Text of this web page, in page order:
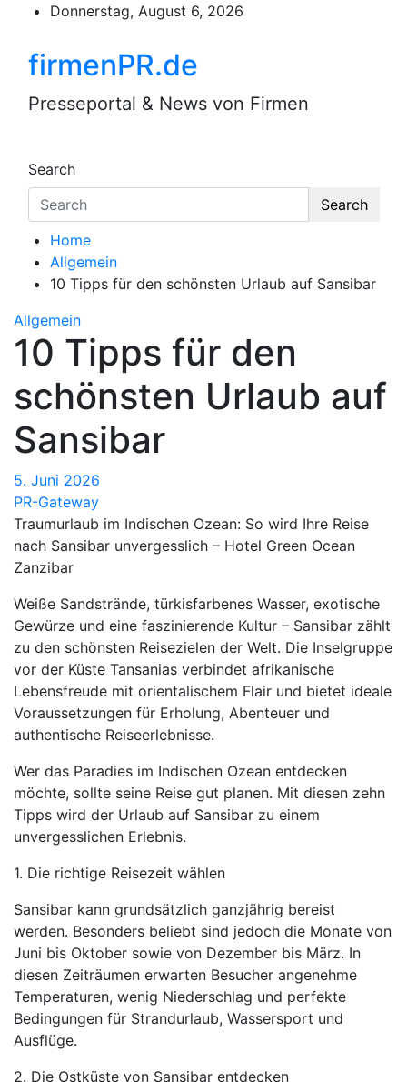
content
Donnerstag, August 6, 2026
firmenPR.de
Presseportal & News von Firmen
Search
Search
Home
Allgemein
10 Tipps für den schönsten Urlaub auf Sansibar
Allgemein
10 Tipps für den
schönsten Urlaub auf
Sansibar
5. Juni 2026
PR-Gateway
Traumurlaub im Indischen Ozean: So wird Ihre Reise
nach Sansibar unvergesslich – Hotel Green Ocean
Zanzibar
Weiße Sandstrände, türkisfarbenes Wasser, exotische
Gewürze und eine faszinierende Kultur – Sansibar zählt
zu den schönsten Reisezielen der Welt. Die Inselgruppe
vor der Küste Tansanias verbindet afrikanische
Lebensfreude mit orientalischem Flair und bietet ideale
Voraussetzungen für Erholung, Abenteuer und
authentische Reiseerlebnisse.
Wer das Paradies im Indischen Ozean entdecken
möchte, sollte seine Reise gut planen. Mit diesen zehn
Tipps wird der Urlaub auf Sansibar zu einem
unvergesslichen Erlebnis.
1. Die richtige Reisezeit wählen
Sansibar kann grundsätzlich ganzjährig bereist
werden. Besonders beliebt sind jedoch die Monate von
Juni bis Oktober sowie von Dezember bis März. In
diesen Zeiträumen erwarten Besucher angenehme
Temperaturen, wenig Niederschlag und perfekte
Bedingungen für Strandurlaub, Wassersport und
Ausflüge.
2. Die Ostküste von Sansibar entdecken